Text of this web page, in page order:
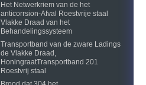
Het Netwerkriem van de het
anticorrsion-Afval Roestvrije staal
Vlakke Draad van het
Behandelingssysteem
Transportband van de zware Ladings
de Vlakke Draad,
HoningraatTransportband 201
Roestvrij staal